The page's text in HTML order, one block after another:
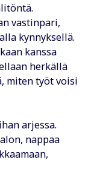
vastinpari,
kynnyksellä.
kanssa
herkällä
miten työt voisi
arjessa.
nappaa